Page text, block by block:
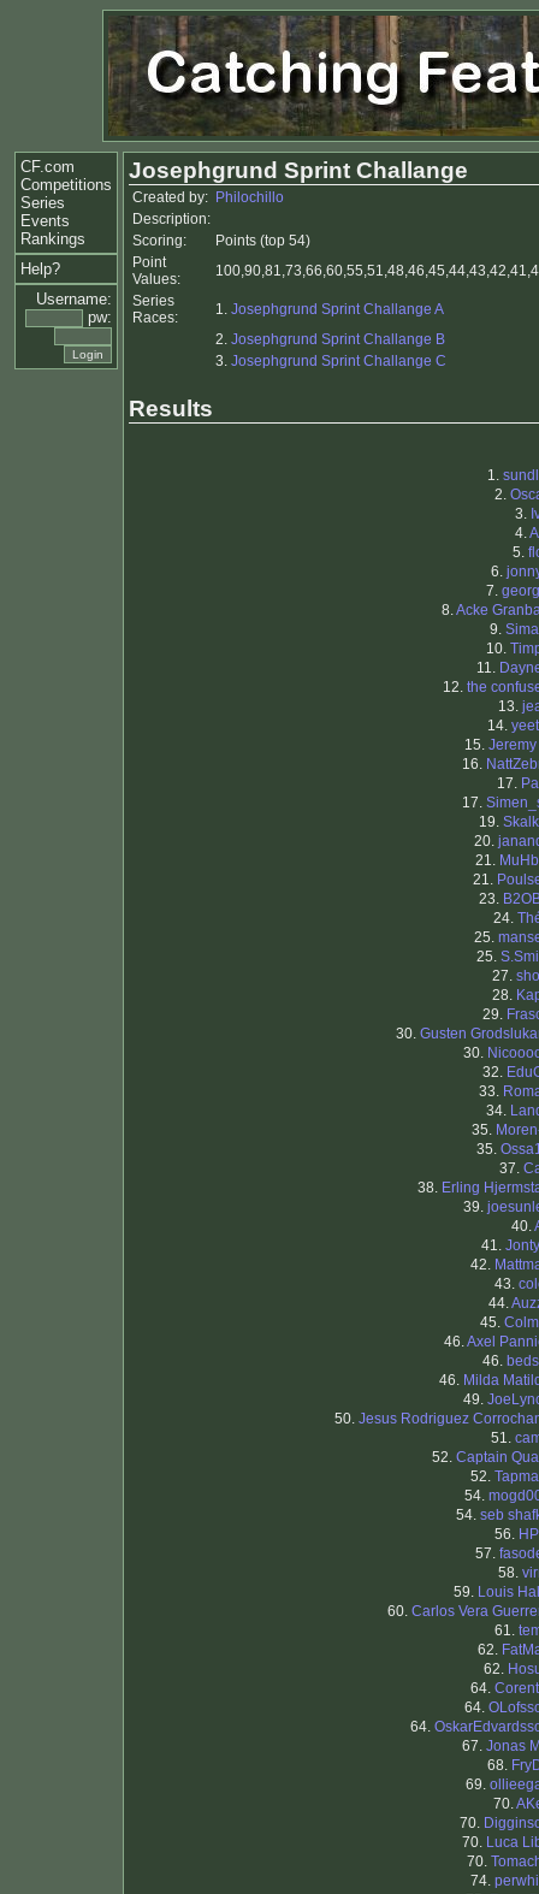
CF.com
Competitions
Series
Events
Rankings
Help?
Username:
pw:
Josephgrund Sprint Challange
Created by: Philochillo
Description:
Scoring:
Points (top 54)
Point
Values:
Series
Races:
1. Josephgrund Sprint Challange A
2. Josephgrund Sprint Challange B
3. Josephgrund Sprint Challange C
Results
1.
2.
3.
4.
5.
6.
7.
8.Acke
9.
10.
11.
12. the
13.
14.
15. Jeremy
16.
17.
17.
19.
20.
21.
21.
23.
24.
25.
25.
27.
28.
29.
30. Gusten
30.
32.
33.
34.
35.
35.
37.
38. Erling
39.
40.
41.
42.
43.
44.
45.
46.Axel
46.
46. Milda
49.
50. Jesus Rodriguez
51.
52. Captain
52.
54.
54. seb
56.
57.
58.
59. Louis
60. Carlos Vera
61.
62.
62.
64.
64.
64.
67. Jonas
68.
69.
70.
70.
70. Luca
70.
74.